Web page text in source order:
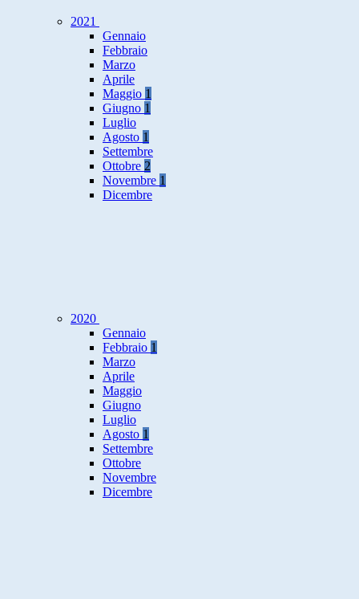
2021
Gennaio
Febbraio
Marzo
Aprile
Maggio 1
Giugno 1
Luglio
Agosto 1
Settembre
Ottobre 2
Novembre 1
Dicembre
2020
Gennaio
Febbraio 1
Marzo
Aprile
Maggio
Giugno
Luglio
Agosto 1
Settembre
Ottobre
Novembre
Dicembre